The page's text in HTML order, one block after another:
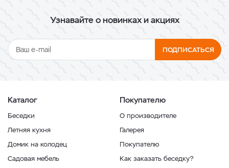
Узнавайте о новинках и акциях
ПОДПИСАТЬСЯ
Каталог
Беседки
Летняя кухня
Домик на колодец
Садовая мебель
Покупателю
О производителе
Галерея
Покупателю
Как заказать беседку?